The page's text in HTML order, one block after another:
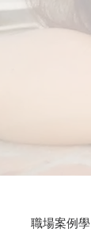
職場案例學